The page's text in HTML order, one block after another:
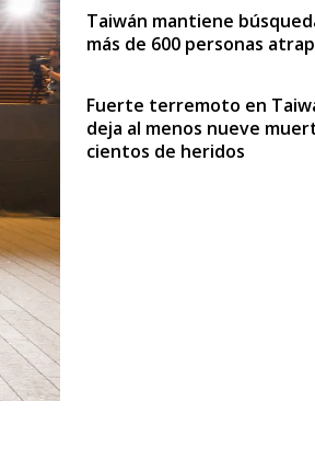
Taiwán mantiene
más de 600 personas
Fuerte terremoto en
deja al menos nueve
cientos de heridos